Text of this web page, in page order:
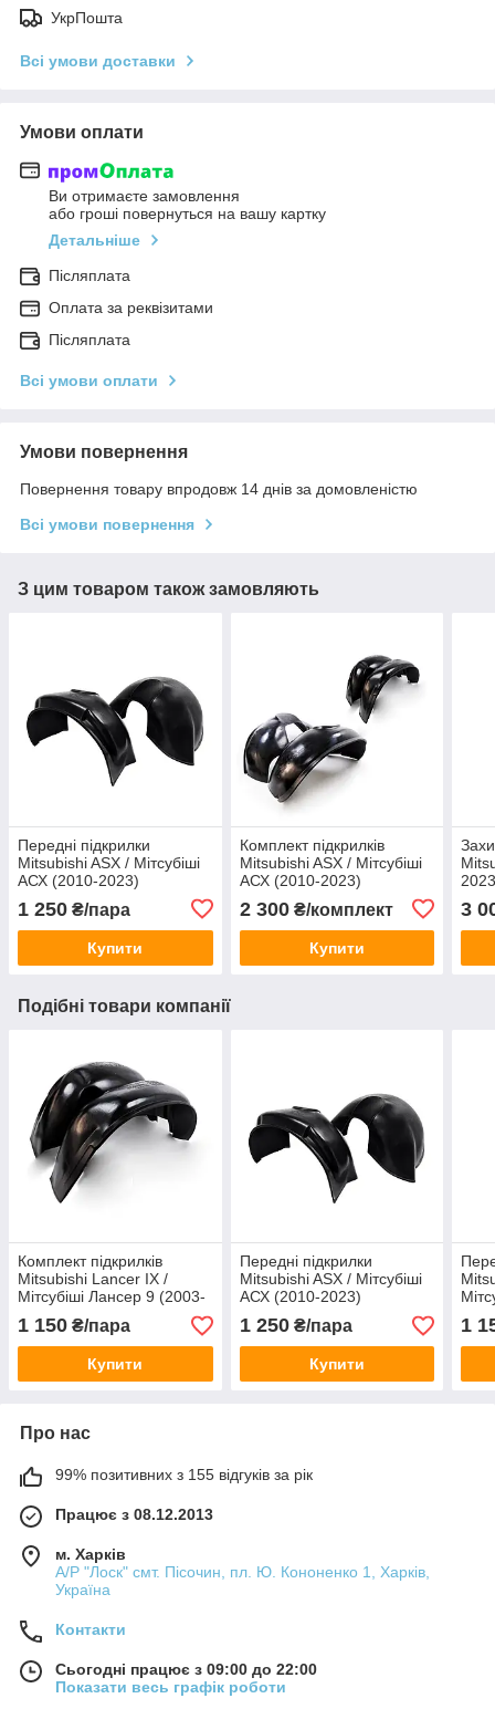
УкрПошта
Всі умови доставки
Умови оплати
Ви отримаєте замовлення
або гроші повернуться на вашу картку
Детальніше
Післяплата
Оплата за реквізитами
Післяплата
Всі умови оплати
Умови повернення
Повернення товару впродовж 14 днів за домовленістю
Всі умови повернення
З цим товаром також замовляють
Передні підкрилки
Mitsubishi ASX / Мітсубіші
АСХ (2010-2023)
1 250 ₴/пара
Купити
Комплект підкрилків
Mitsubishi ASX / Мітсубіші
АСХ (2010-2023)
2 300₴/комплект
Купити
3
Подібні товари компанії
Комплект підкрилків
Mitsubishi Lancer IX /
Мітсубіші Лансер 9 (2003-
2009)
1 150 ₴/пара
Купити
Передні підкрилки
Mitsubishi ASX / Мітсубіші
АСХ (2010-2023)
1 250₴/пара
Купити
1
Про нас
99% позитивних з 155 відгуків за рік
Працює з 08.12.2013
м. Харків
А/Р "Лоск" смт. Пісочин, пл. Ю. Кононенко 1, Харків,
Україна
Контакти
Сьогодні працює з 09:00 до 22:00
Показати весь графік роботи